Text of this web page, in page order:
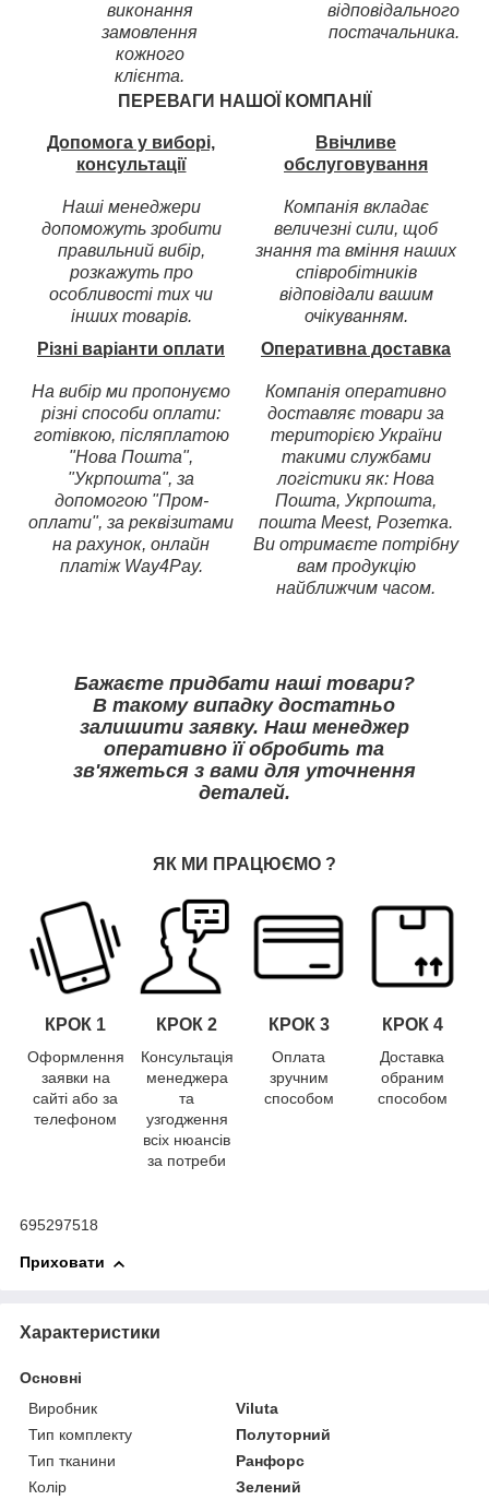
виконання
замовлення
кожного
клієнта.
відповідального
постачальника.
ПЕРЕВАГИ НАШОЇ КОМПАНІЇ
Допомога у виборі,
консультації
Наші менеджери
допоможуть зробити
правильний вибір,
розкажуть про
особливості тих чи
інших товарів.
Ввічливе
обслуговування
Компанія вкладає
величезні сили, щоб
знання та вміння наших
співробітників
відповідали вашим
очікуванням.
Різні варіанти оплати
На вибір ми пропонуємо
різні способи оплати:
готівкою, післяплатою
"Нова Пошта",
"Укрпошта", за
допомогою "Пром-
оплати", за реквізитами
на рахунок, онлайн
платіж Way4Pay.
Оперативна доставка
Компанія оперативно
доставляє товари за
територією України
такими службами
логістики як: Нова
Пошта, Укрпошта,
пошта Meest, Розетка.
Ви отримаєте потрібну
вам продукцію
найближчим часом.
Бажаєте придбати наші товари?
В такому випадку достатньо
залишити заявку. Наш менеджер
оперативно її обробить та
зв'яжеться з вами для уточнення
деталей.
ЯК МИ ПРАЦЮЄМО ?
КРОК 1 КРОК 2 КРОК 3 КРОК 4
Оформлення
заявки на
сайті або за
телефоном
Консультація
менеджера
та
узгодження
всіх нюансів
за потреби
Оплата
зручним
способом
Доставка
обраним
способом
695297518
Приховати
Характеристики
Основні
Виробник
Viluta
Тип комплекту
Полуторний
Тип тканини
Ранфорс
Колір
Зелений